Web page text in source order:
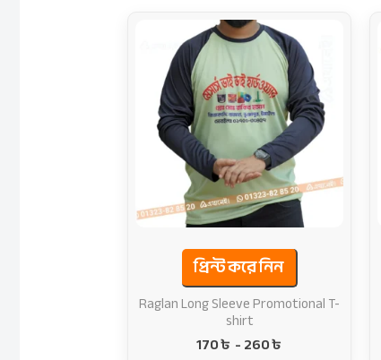
প্রিন্ট করে নিন
Raglan Long Sleeve Promotional T-
shirt
170৳ -260৳